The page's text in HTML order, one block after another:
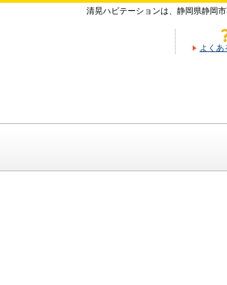
清晃ハビテーションは、静岡県静岡
よくあ